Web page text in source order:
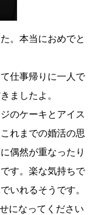
。本当におめでと
仕事帰りに一人で
ましたよ。
のケーキとアイス
れまでの婚活の思
偶然が重なったり
す。楽な気持ちで
いれるそうです。
になってください